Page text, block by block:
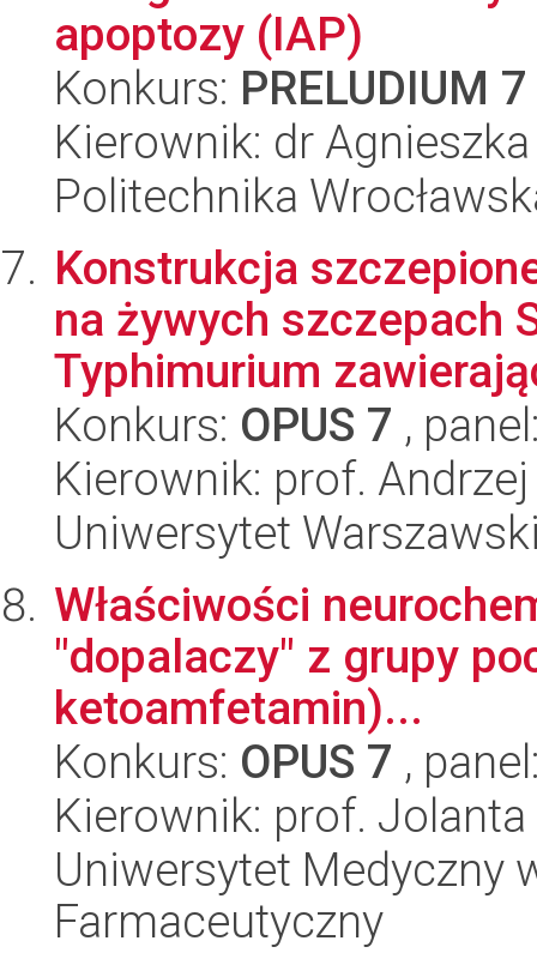
apoptozy (IAP)
Konkurs: PRELUDIUM 7
Kierownik: dr
Politechnika
Konstrukcja
na żywych szczepach
Typhimurium
Konkurs: OPUS 7 ,
Kierownik: prof.
Uniwersytet
Właściwości
"dopalaczy" z grupy
ketoamfetamin)...
Konkurs: OPUS 7 ,
Kierownik: prof.
Uniwersytet Medyczny
Farmaceutyczny